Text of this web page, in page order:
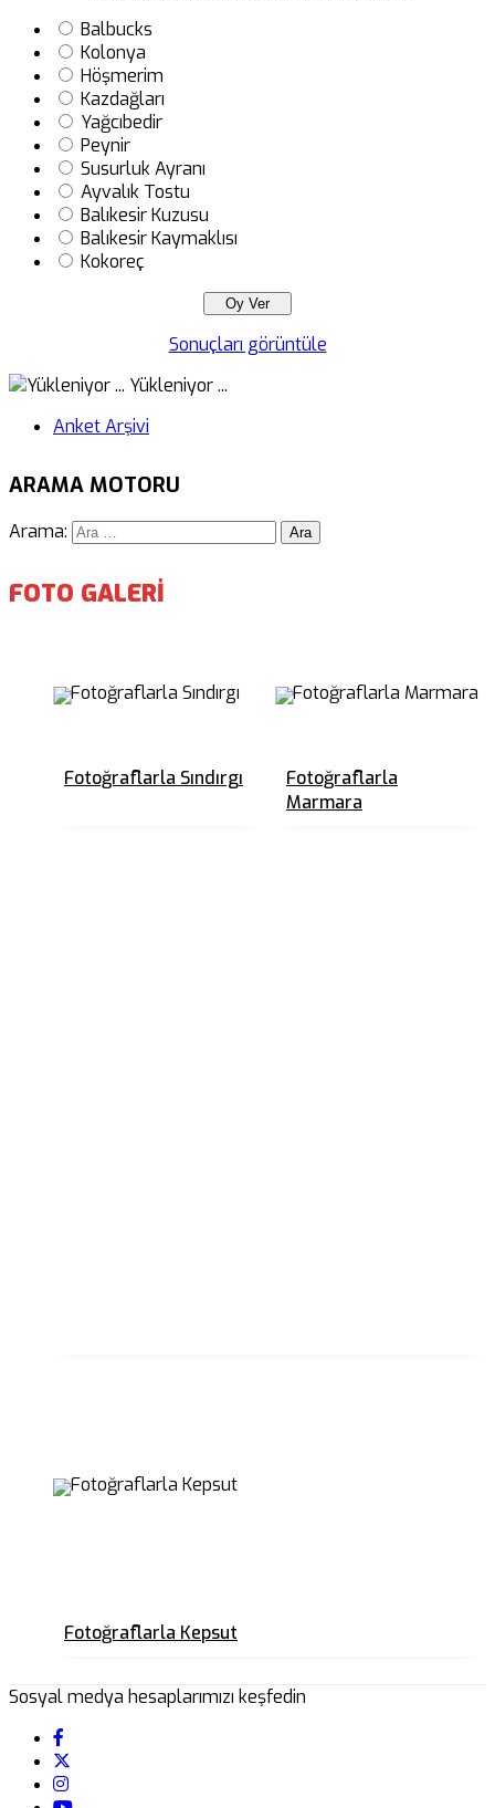
Balbucks
Kolonya
Höşmerim
Kazdağları
Yağcıbedir
Peynir
Susurluk Ayranı
Ayvalık Tostu
Balıkesir Kuzusu
Balıkesir Kaymaklısı
Kokoreç
Sonuçları görüntüle
Yükleniyor ...
Anket Arşivi
ARAMA MOTORU
Arama:
FOTO GALERİ
Fotoğraflarla Sındırgı
Fotoğraflarla
Marmara
Fotoğraflarla Kepsut
Sosyal medya hesaplarımızı keşfedin